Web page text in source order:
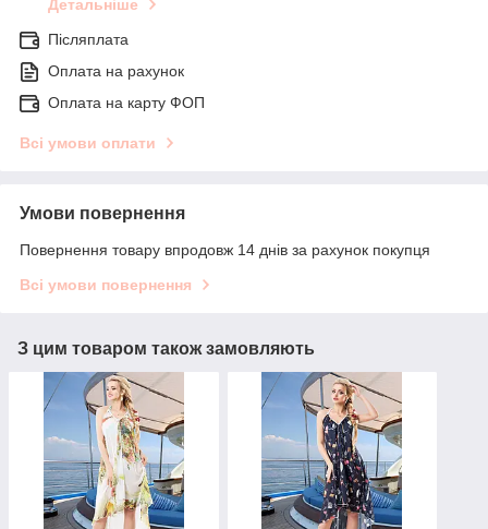
Детальніше
Післяплата
Оплата на рахунок
Оплата на карту ФОП
Всі умови оплати
Умови повернення
Повернення товару впродовж 14 днів за рахунок покупця
Всі умови повернення
З цим товаром також замовляють